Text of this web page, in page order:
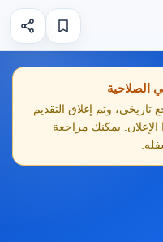
الصلاحية
تاريخي، وتم إغلاق التقديم
يمكنك مراجعة